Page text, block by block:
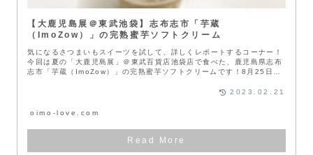
【大鹿児島展＠東武池袋】志布志市「芋蔵
（ImoZow）」の完熟蜜芋ソフトクリーム
気になるさつまいもスイーツを試して、詳しくレポートするコーナー！
今回は夏の「大鹿児島展」＠東武百貨店池袋店で食べた、鹿児島県志布
志市「芋蔵（ImoZow）」の完熟蜜芋ソフトクリームです！8月25日ス
oimo-love.com
2023.02.21